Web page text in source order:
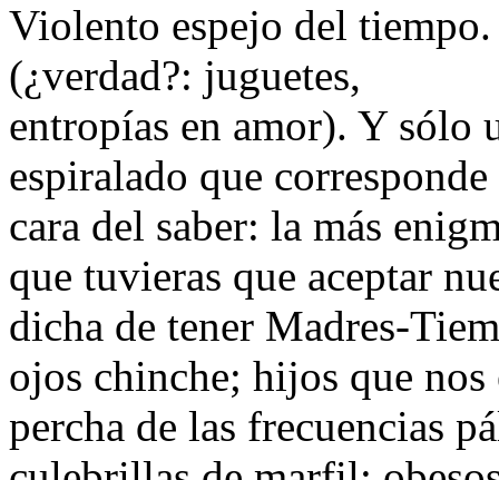
Violento espejo del tiempo.
(¿verdad?: juguetes,
entropías en amor). Y sólo
espiralado que
cara del saber: la más
que tuvieras que aceptar
dicha de tener Madres-
ojos chinche; hijos que
percha de las frecuencias